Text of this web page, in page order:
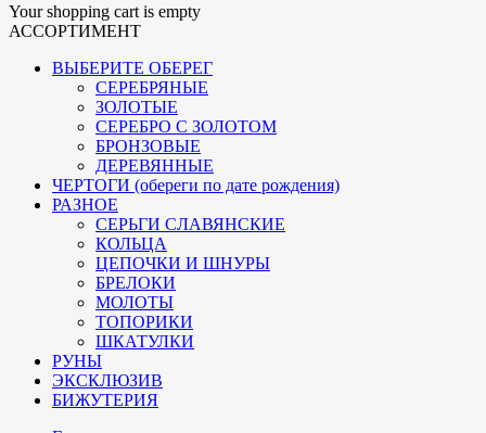
Your shopping cart is empty
АССОРТИМЕНТ
ВЫБЕРИТЕ ОБЕРЕГ
СЕРЕБРЯНЫЕ
ЗОЛОТЫЕ
СЕРЕБРО С ЗОЛОТОМ
БРОНЗОВЫЕ
ДЕРЕВЯННЫЕ
ЧЕРТОГИ (обереги по дате рождения)
РАЗНОЕ
СЕРЬГИ СЛАВЯНСКИЕ
КОЛЬЦА
ЦЕПОЧКИ И ШНУРЫ
БРЕЛОКИ
МОЛОТЫ
ТОПОРИКИ
ШКАТУЛКИ
РУНЫ
ЭКСКЛЮЗИВ
БИЖУТЕРИЯ